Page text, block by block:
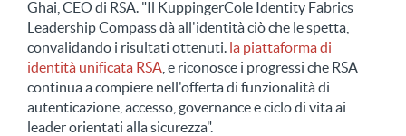
Ghai, CEO di RSA. "Il KuppingerCole Identity Fabrics
Leadership Compass dà all'identità ciò che le spetta,
convalidando i risultati ottenuti. la piattaforma di
identità unificata RSA , e riconosce i progressi che RSA
continua a compiere nell'offerta di funzionalità di
autenticazione, accesso, governance e ciclo di vita ai
leader orientati alla sicurezza".